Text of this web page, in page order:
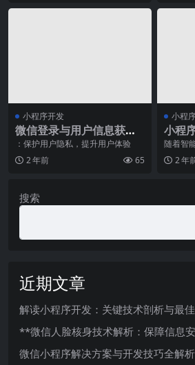
小程序开发
微信登录与用户信息获取
的最佳实践
：保护用户隐私，提升用户体验
2 年前
65
小程
小程
绍
随着智
的快速
活中不
2 年
搜索
近期文章
解读小程序开发：关键技术剖析与最
**微信人脸核身技术解析：保障信息
微信小程序解决方案与开发技巧全解析